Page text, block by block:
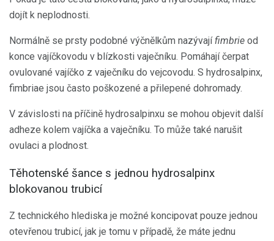
dojít k neplodnosti.
Normálně se prsty podobné výčnělkům nazývajífimbrie od
konce vajíčkovodu v blízkosti vaječníku. Pomáhají čerpat
ovulované vajíčko z vaječníku do vejcovodu. S hydrosalpinx,
fimbriae jsou často poškozené a přilepené dohromady.
V závislosti na příčině hydrosalpinxu se mohou objevit další
adheze kolem vajíčka a vaječníku. To může také narušit
ovulaci a plodnost.
Těhotenské šance s jednou hydrosalpinx
blokovanou trubicí
Z technického hlediska je možné koncipovat pouze jednou
otevřenou trubicí, jak je tomu v případě, že máte jednu